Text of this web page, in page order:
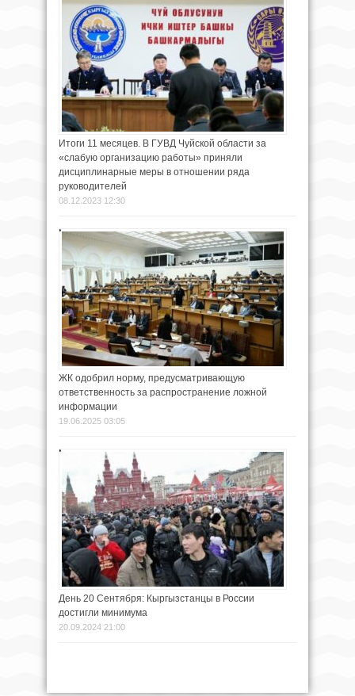
Итоги 11 месяцев. В ГУВД Чуйской области за
«слабую организацию работы» приняли
дисциплинарные меры в отношении ряда
руководителей
08.12.2023 12:30
ЖК одобрил норму, предусматривающую
ответственность за распространение ложной
информации
19.06.2025 03:05
День 20 Сентября: Кыргызстанцы в России
достигли минимума
20.09.2024 21:00